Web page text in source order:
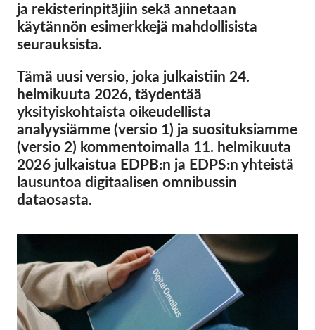
ja rekisterinpitäjiin sekä annetaan
käytännön esimerkkejä mahdollisista
seurauksista.
Tämä uusi versio, joka julkaistiin 24.
helmikuuta 2026, täydentää
yksityiskohtaista oikeudellista
analyysiämme (versio 1) ja suosituksiamme
(versio 2) kommentoimalla 11. helmikuuta
2026 julkaistua EDPB:n ja EDPS:n yhteistä
lausuntoa digitaalisen omnibussin
dataosasta.